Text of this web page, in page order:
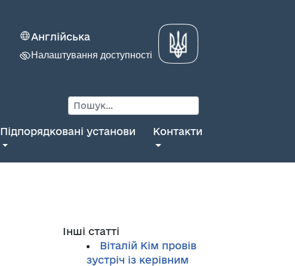
Англійська
Налаштування доступності
Підпорядковані установи Контакти
Інші статті
Віталій Кім провів
зустріч із керівним